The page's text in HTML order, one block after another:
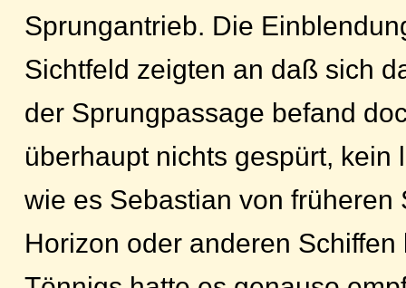
Sprungantrieb. Die
Sichtfeld zeigten an daß sich
der Sprungpassage befand
überhaupt nichts gespürt, kein
wie es Sebastian von früheren
Horizon oder anderen